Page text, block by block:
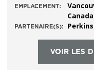
EMPLACEMENT:
Canada
PARTENAIRE(S):
VOIR LES